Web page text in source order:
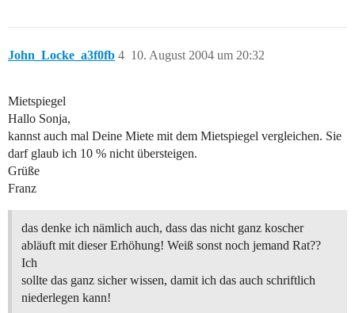
John_Locke_a3f0fb 10. August 2004 um 20:32
4
Mietspiegel
Hallo Sonja,
kannst auch mal Deine Miete mit dem Mietspiegel vergleichen. Sie
darf glaub ich 10 % nicht übersteigen.
Grüße
Franz
das denke ich nämlich auch, dass das nicht ganz koscher
abläuft mit dieser Erhöhung! Weiß sonst noch jemand Rat??
Ich
sollte das ganz sicher wissen, damit ich das auch schriftlich
niederlegen kann!